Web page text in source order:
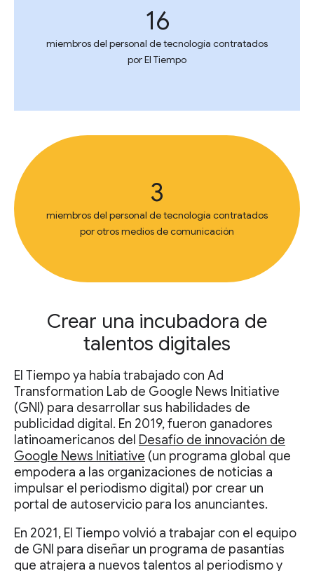
16
miembros del personal de tecnología contratados
por El Tiempo
3
miembros del personal de tecnología contratados
por otros medios de comunicación
Crear una incubadora de
talentos digitales
El Tiempo ya había trabajado con Ad
Transformation Lab de Google News Initiative
(GNI) para desarrollar sus habilidades de
publicidad digital. En 2019, fueron ganadores
latinoamericanos del Desafío de innovación de
Google News Initiative (un programa global que
empodera a las organizaciones de noticias a
impulsar el periodismo digital) por crear un
portal de autoservicio para los anunciantes.
En 2021, El Tiempo volvió a trabajar con el equipo
de GNI para diseñar un programa de pasantías
que atrajera a nuevos talentos al periodismo y